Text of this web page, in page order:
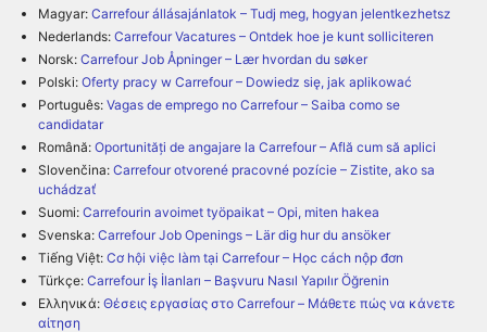
Magyar: Carrefour állásajánlatok – Tudj meg, hogyan jelentkezhetsz
Nederlands: Carrefour Vacatures – Ontdek hoe je kunt solliciteren
Norsk: Carrefour Job Åpninger – Lær hvordan du søker
Polski: Oferty pracy w Carrefour – Dowiedz się, jak aplikować
Português: Vagas de emprego no Carrefour – Saiba como se
candidatar
Română: Oportunități de angajare la Carrefour – Află cum să aplici
Slovenčina: Carrefour otvorené pracovné pozície – Zistite, ako sa
uchádzať
Suomi: Carrefourin avoimet työpaikat – Opi, miten hakea
Svenska: Carrefour Job Openings – Lär dig hur du ansöker
Tiếng Việt: Cơ hội việc làm tại Carrefour – Học cách nộp đơn
Türkçe: Carrefour İş İlanları – Başvuru Nasıl Yapılır Öğrenin
Ελληνικά: Θέσεις εργασίας στο Carrefour – Μάθετε πώς να κάνετε
αίτηση